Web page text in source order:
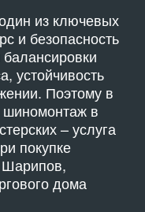
из ключевых
и безопасность
устойчивость
Поэтому в
в
– услуга
покупке
Шарипов,
дома